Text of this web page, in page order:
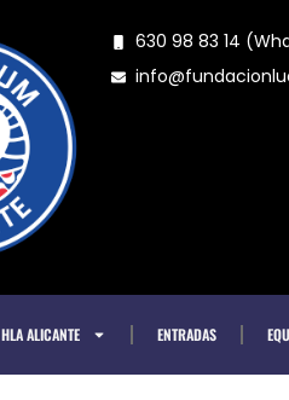
630 98 83 14
HLA ALICANTE ENTRADAS